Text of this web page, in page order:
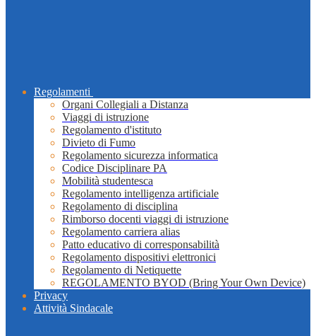
Regolamenti
Organi Collegiali a Distanza
Viaggi di istruzione
Regolamento d'istituto
Divieto di Fumo
Regolamento sicurezza informatica
Codice Disciplinare PA
Mobilità studentesca
Regolamento intelligenza artificiale
Regolamento di disciplina
Rimborso docenti viaggi di istruzione
Regolamento carriera alias
Patto educativo di corresponsabilità
Regolamento dispositivi elettronici
Regolamento di Netiquette
REGOLAMENTO BYOD (Bring Your Own Device)
Privacy
Attività Sindacale